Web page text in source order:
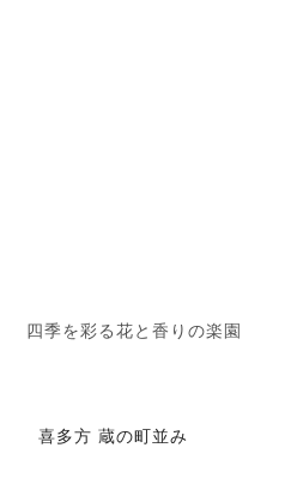
四季を彩る花と香りの楽園
喜多方 蔵の町並み